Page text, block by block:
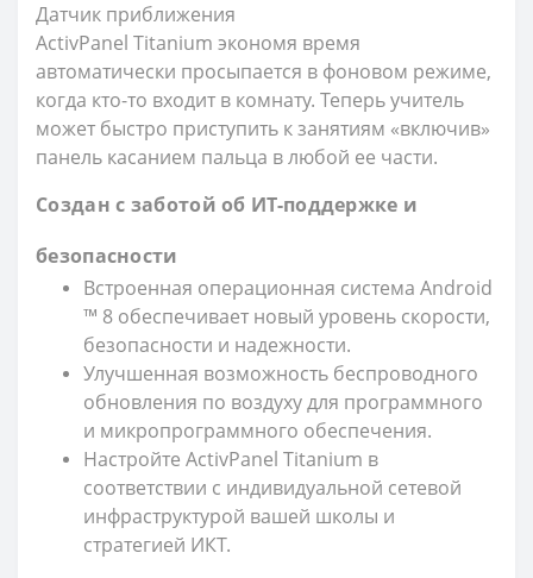
Датчик приближения
ActivPanel Titanium экономя время
автоматически просыпается в фоновом режиме,
когда кто-то входит в комнату. Теперь учитель
может быстро приступить к занятиям «включив»
панель касанием пальца в любой ее части.
Создан с заботой об ИТ-поддержке и
безопасности
Встроенная операционная система Android
™ 8 обеспечивает новый уровень скорости,
безопасности и надежности.
Улучшенная возможность беспроводного
обновления по воздуху для программного
и микропрограммного обеспечения.
Настройте ActivPanel Titanium в
соответствии с индивидуальной сетевой
инфраструктурой вашей школы и
стратегией ИКТ.